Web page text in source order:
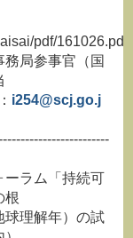
pdf/161026.pdf
務局参事官（国
i254@scj.go.j
ラム「持続可
根
理解年）の試